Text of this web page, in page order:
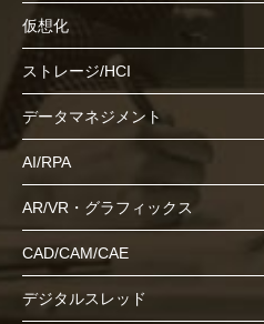
仮想化
ストレージ/HCI
データマネジメント
AI/RPA
AR/VR・グラフィックス
CAD/CAM/CAE
デジタルスレッド